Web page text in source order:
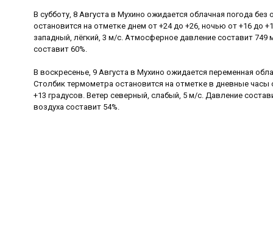
В субботу, 8 Августа в Мухино ожидается облачная погода
остановится на отметке днем от +24 до +26, ночью от +16 до
западный, лёгкий, 3 м/с. Атмосферное давление составит 749
составит 60%.
В воскресенье, 9 Августа в Мухино ожидается переменная
Столбик термометра остановится на отметке в дневные часы
+13 градусов. Ветер северный, слабый, 5 м/с. Давление
воздуха составит 54%.